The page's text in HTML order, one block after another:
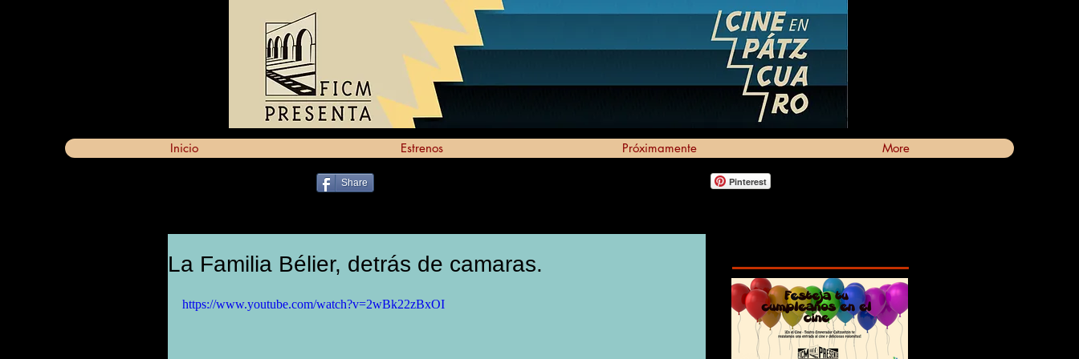
Inicio Estrenos Próximamente More
Share Pinterest
La Familia Bélier, detrás de camaras.
https://www.youtube.com/watch?v=2wBk22zBxOI